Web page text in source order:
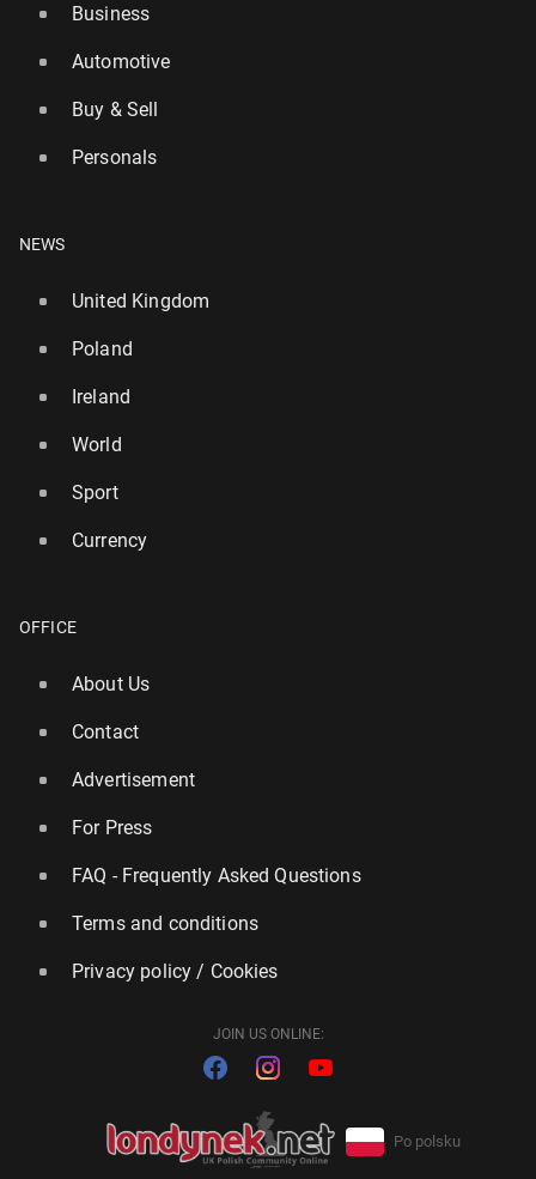
Business
Automotive
Buy & Sell
Personals
NEWS
United Kingdom
Poland
Ireland
World
Sport
Currency
OFFICE
About Us
Contact
Advertisement
For Press
FAQ - Frequently Asked Questions
Terms and conditions
Privacy policy / Cookies
JOIN US ONLINE:
Po polsku